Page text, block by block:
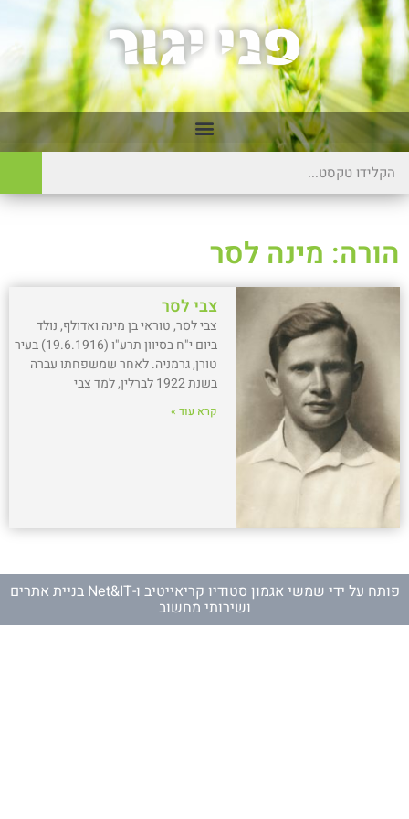
הורה: מינה לסר
צבי לסר
צבי לסר, טוראי בן מינה ואדולף, נולד
ביום י"ח בסיוון תרע"ו (19.6.1916) בעיר
טורן, גרמניה. לאחר שמשפחתו עברה
בשנת 1922 לברלין, למד צבי
קרא עוד »
פותח על ידי שמשי אגמון סטודיו קריאייטיב ו- Net&IT בניית אתרים
ושירותי מחשוב